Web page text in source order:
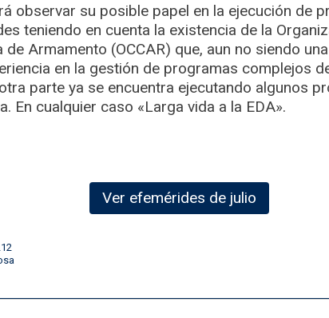
observar su posible papel en la ejecución de
teniendo en cuenta la existencia de la
Armamento (OCCAR) que, aun no siendo
en la gestión de programas complejos
parte ya se encuentra ejecutando algunos
En cualquier caso «Larga vida a la EDA».
Ver efemérides de julio